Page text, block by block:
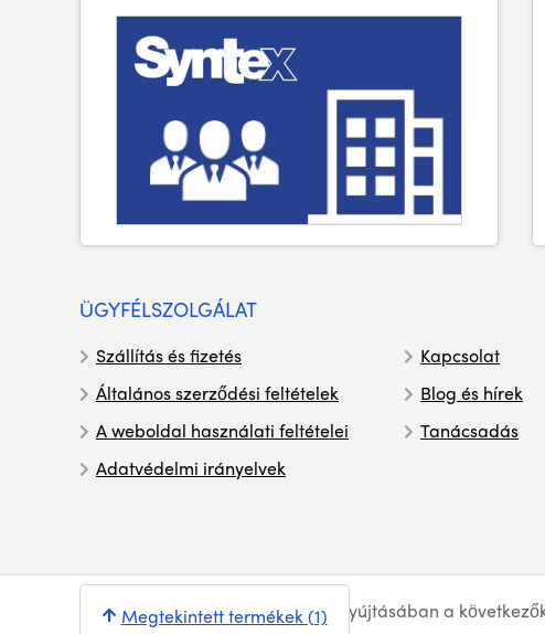
ÜGYFÉLSZOLGÁLAT
Szállítás és fizetés
Általános szerződési feltételek
A weboldal használati feltételei
Adatvédelmi irányelvek
Kapcsolat
Blog és hírek
Tanácsadás
© Syntex 2026. A szolgáltatások nyújtásában a
Megtekintett termékek (1)